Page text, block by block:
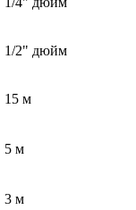
1/2" дюйм
15 м
5 м
3 м